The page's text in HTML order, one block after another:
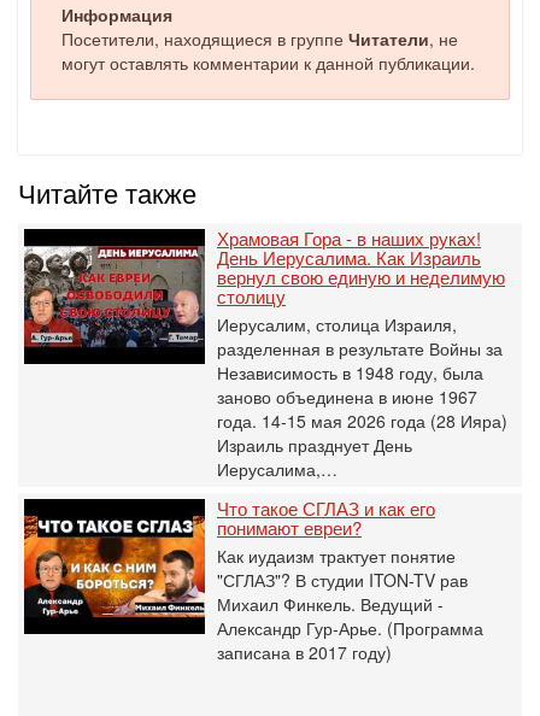
Информация
Посетители, находящиеся в группе Читатели, не
могут оставлять комментарии к данной публикации.
Читайте также
Храмовая Гора - в наших руках!
День Иерусалима. Как Израиль
вернул свою единую и неделимую
столицу
Иерусалим, столица Израиля,
разделенная в результате Войны за
Независимость в 1948 году, была
заново объединена в июне 1967
года. 14-15 мая 2026 года (28 Ияра)
Израиль празднует День
Иерусалима,…
Что такое СГЛАЗ и как его
понимают евреи?
Как иудаизм трактует понятие
"СГЛАЗ"? В студии ITON-TV рав
Михаил Финкель. Ведущий -
Александр Гур-Арье. (Программа
записана в 2017 году)